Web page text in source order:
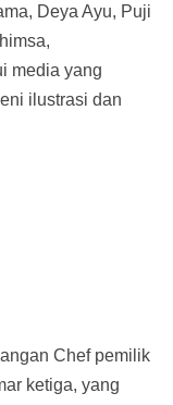
Deya Ayu, Puji
media yang
ilustrasi dan
Chef pemilik
ketiga, yang